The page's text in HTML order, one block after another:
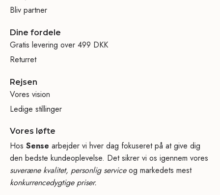
Bliv partner
Dine fordele
Gratis levering over 499 DKK
Returret
Rejsen
Vores vision
Ledige stillinger
Vores løfte
Hos Sense arbejder vi hver dag fokuseret på at give dig
den bedste kundeoplevelse. Det sikrer vi os igennem vores
suveræne kvalitet, personlig serviceog markedets mest
konkurrencedygtige priser.